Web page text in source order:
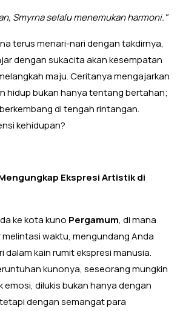
Smyrna selalu menemukan harmoni."
terus menari-nari dengan takdirnya,
dengan sukacita akan kesempatan
maju. Ceritanya mengajarkan
hidup bukan hanya tentang bertahan;
di tengah rintangan.
kehidupan?
Ekspresi Artistik di
ke kota kuno Pergamum, di mana
waktu, mengundang Anda
dalam kain rumit ekspresi manusia.
kunonya, seseorang mungkin
emosi, dilukis bukan hanya dengan
dengan semangat para